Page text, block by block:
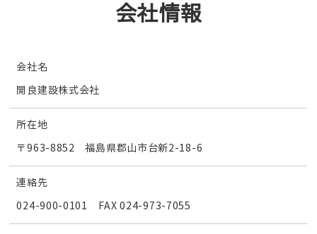
会社情報
会社名
開良建設株式会社
所在地
〒963-8852 福島県郡山市台新2-18-6
連絡先
024-900-0101 FAX 024-973-7055